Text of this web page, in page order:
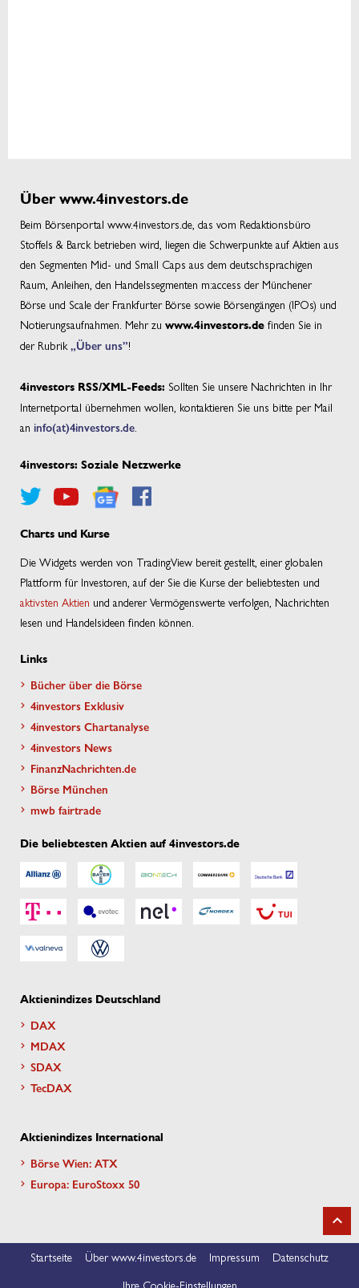
Über www.4investors.de
Beim Börsenportal www.4investors.de, das vom Redaktionsbüro
Stoffels & Barck betrieben wird, liegen die Schwerpunkte auf Aktien aus
den Segmenten Mid- und Small Caps aus dem deutschsprachigen
Raum, Anleihen, den Handelssegmenten m:access der Münchener
Börse und Scale der Frankfurter Börse sowie Börsengängen (IPOs) und
Notierungsaufnahmen. Mehr zu www.4investors.de finden Sie in
der Rubrik „Über uns”!
4investors RSS/XML-Feeds: Sollten Sie unsere Nachrichten in Ihr
Internetportal übernehmen wollen, kontaktieren Sie uns bitte per Mail
an info(at)4investors.de
4investors: Soziale Netzwerke
Charts und Kurse
Die Widgets werden von TradingView bereit gestellt, einer globalen
Plattform für Investoren, auf der Sie die Kurse der beliebtesten und
aktivsten Aktien und anderer Vermögenswerte verfolgen, Nachrichten
lesen und Handelsideen finden können.
Links
Bücher über die Börse
4investors Exklusiv
4investors Chartanalyse
4investors News
FinanzNachrichten.de
Börse München
mwb fairtrade
Die beliebtesten Aktien auf 4investors.de
Aktienindizes Deutschland
DAX
MDAX
SDAX
TecDAX
Aktienindizes International
Börse Wien: ATX
Europa: EuroStoxx 50
Startseite Über www.4investors.de Impressum
Datenschutz
Ihre Cookie-Einstellungen